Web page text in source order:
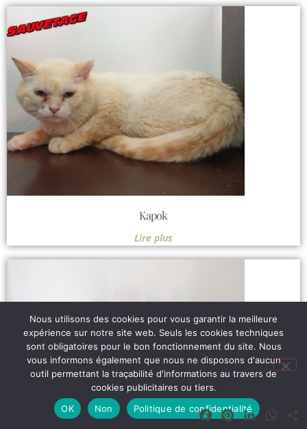
Kapok
Lire plus
Facebook
PinterestLinkedIn
Nous utilisons des cookies pour vous garantir la meilleure
expérience sur notre site web. Seuls les cookies techniques
sont obligatoires pour le bon fonctionnement du site. Nous
vous informons également que nous ne disposons d'aucun
outil permettant la traçabilité d'informations au travers de
cookies publicitaires ou tiers.
OK
Non Politique de confidentialité